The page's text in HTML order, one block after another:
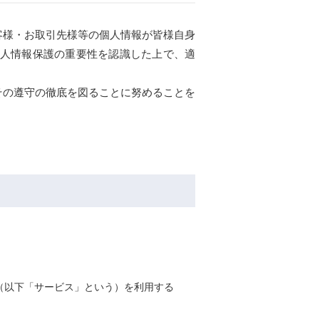
・お取引先様等の個人情報が皆様自身
情報保護の重要性を認識した上で、適
遵守の徹底を図ることに努めることを
下「サービス」という）を利用する